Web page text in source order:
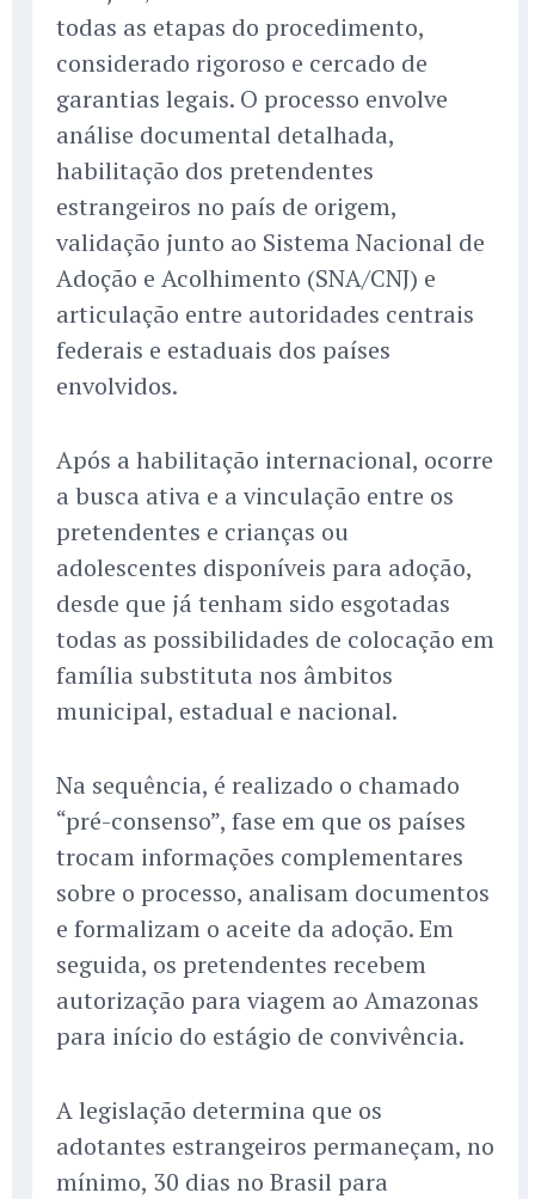
todas as etapas do procedimento,
considerado rigoroso e cercado de
garantias legais. O processo envolve
análise documental detalhada,
habilitação dos pretendentes
estrangeiros no país de origem,
validação junto ao Sistema Nacional de
Adoção e Acolhimento (SNA/CNJ) e
articulação entre autoridades centrais
federais e estaduais dos países
envolvidos.
Após a habilitação internacional, ocorre
a busca ativa e a vinculação entre os
pretendentes e crianças ou
adolescentes disponíveis para adoção,
desde que já tenham sido esgotadas
todas as possibilidades de colocação em
família substituta nos âmbitos
municipal, estadual e nacional.
Na sequência, é realizado o chamado
“pré-consenso”, fase em que os países
trocam informações complementares
sobre o processo, analisam documentos
e formalizam o aceite da adoção. Em
seguida, os pretendentes recebem
autorização para viagem ao Amazonas
para início do estágio de convivência.
A legislação determina que os
adotantes estrangeiros permaneçam, no
mínimo, 30 dias no Brasil para